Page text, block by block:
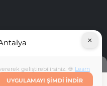
UYGULAMAYI ŞIMDI INDIR
×
geliştirebilirsiniz. 🍪 Learn